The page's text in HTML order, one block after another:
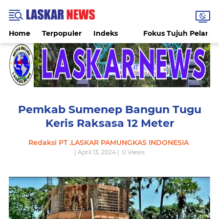
Home Terpopuler Indeks Fokus Tujuh
Pemkab Sumenep Bangun Tugu
Keris Raksasa 12 Meter
Redaksi PT .LASKAR PAMUNGKAS INDONESIA
| April 13, 2024 | 0 Views